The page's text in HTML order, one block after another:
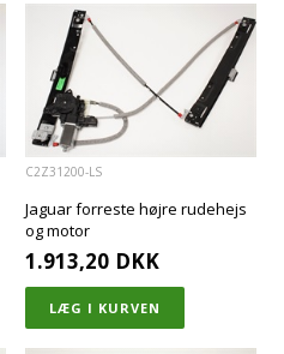
C2Z31200-LS
Jaguar forreste højre rudehejs
og motor
1.913,20 DKK